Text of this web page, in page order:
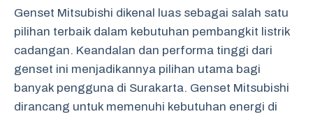
Genset Mitsubishi dikenal luas sebagai salah satu
pilihan terbaik dalam kebutuhan pembangkit listrik
cadangan. Keandalan dan performa tinggi dari
genset ini menjadikannya pilihan utama bagi
banyak pengguna di Surakarta. Genset Mitsubishi
dirancang untuk memenuhi kebutuhan energi di